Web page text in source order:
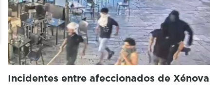
Incidentes entre afeccionados de Xénova